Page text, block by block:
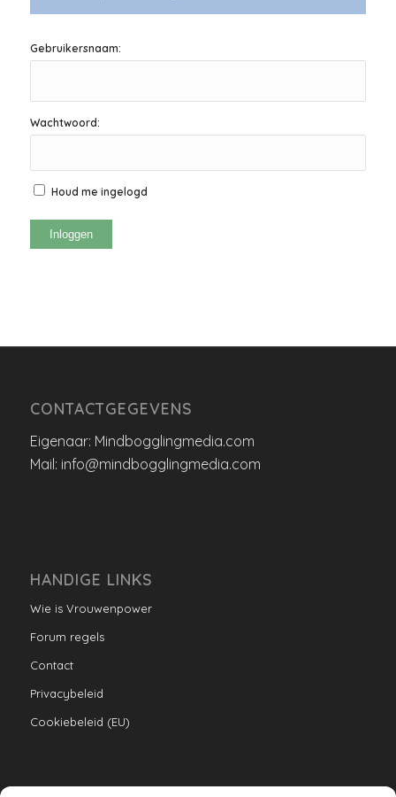
Gebruikersnaam:
Wachtwoord:
Houd me ingelogd
Inloggen
CONTACTGEGEVENS
Eigenaar: Mindbogglingmedia.com
Mail: info@mindbogglingmedia.com
HANDIGE LINKS
Wie is Vrouwenpower
Forum regels
Contact
Privacybeleid
Cookiebeleid (EU)